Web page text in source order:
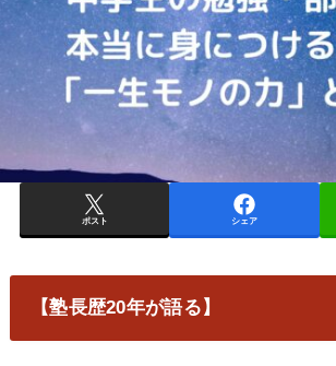
ポスト シェア
【塾長歴20年が語る】